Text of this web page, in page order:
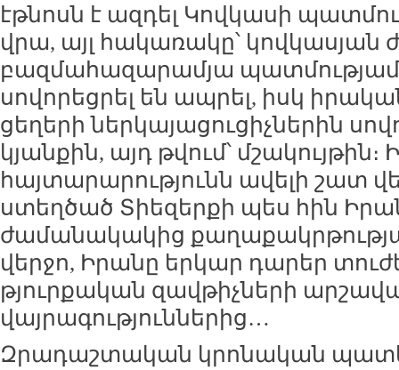
էթնոսն է ազդել Կովկասի
վրա, այլ հակառակը՝ կովկասյան
բազմահազարամյա պատմությամբ
սովորեցրել են ապրել, իսկ
ցեղերի ներկայացուցիչներին
կյանքին, այդ թվում՝ մշակույթին։
հայտարարությունն ավելի շատ
ստեղծած Տիեզերքի պես հին
ժամանակակից
վերջո, Իրանը երկար դարեր
թյուրքական զավթիչների
վայրագություններից…
Զրադաշտական կրոնական